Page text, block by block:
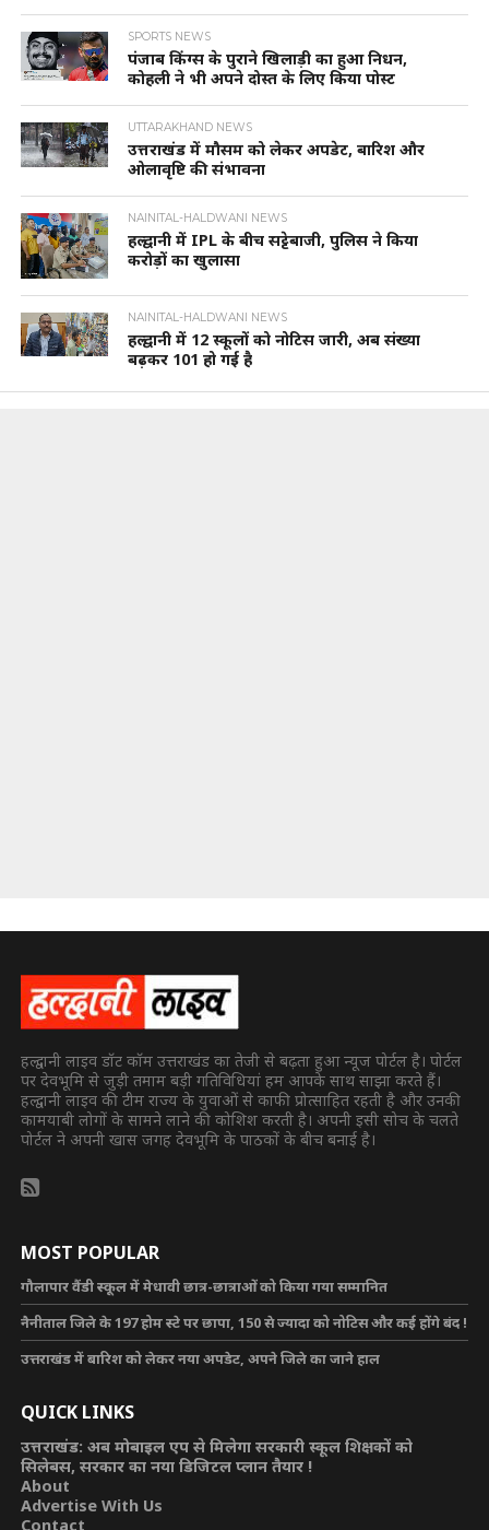
SPORTS NEWS
पंजाब किंग्स के पुराने खिलाड़ी का हुआ निधन,
कोहली ने भी अपने दोस्त के लिए किया पोस्ट
UTTARAKHAND NEWS
उत्तराखंड में मौसम को लेकर अपडेट, बारिश और
ओलावृष्टि की संभावना
NAINITAL-HALDWANI NEWS
हल्द्वानी में IPL के बीच सट्टेबाजी, पुलिस ने किया
करोड़ों का खुलासा
NAINITAL-HALDWANI NEWS
हल्द्वानी में 12 स्कूलों को नोटिस जारी, अब संख्या
बढ़कर 101 हो गई है
हल्द्वानी लाइव डॉट कॉम उत्तराखंड का तेजी से बढ़ता हुआ न्यूज पोर्टल है। पोर्टल
पर देवभूमि से जुड़ी तमाम बड़ी गतिविधियां हम आपके साथ साझा करते हैं।
हल्द्वानी लाइव की टीम राज्य के युवाओं से काफी प्रोत्साहित रहती है और उनकी
कामयाबी लोगों के सामने लाने की कोशिश करती है। अपनी इसी सोच के चलते
पोर्टल ने अपनी खास जगह देवभूमि के पाठकों के बीच बनाई है।
MOST POPULAR
गौलापार वैंडी स्कूल में मेधावी छात्र-छात्राओं को किया गया सम्मानित
नैनीताल जिले के 197 होम स्टे पर छापा, 150 से ज्यादा को नोटिस और कई होंगे बंद !
उत्तराखंड में बारिश को लेकर नया अपडेट, अपने जिले का जाने हाल
QUICK LINKS
उत्तराखंड: अब मोबाइल एप से मिलेगा सरकारी स्कूल शिक्षकों को
सिलेबस, सरकार का नया डिजिटल प्लान तैयार !
About
Advertise With Us
Contact